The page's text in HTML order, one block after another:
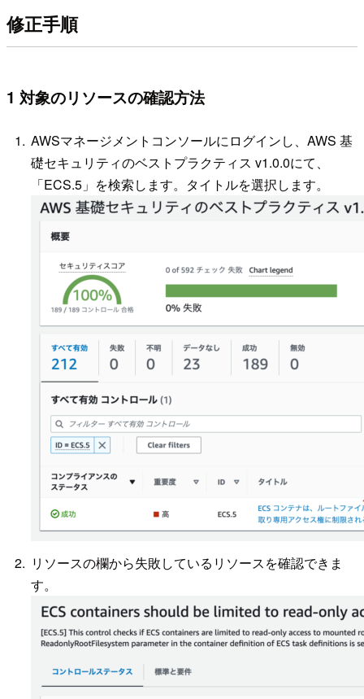
修正手順
1 対象のリソースの確認方法
AWSマネージメントコンソールにログインし、AWS 基
礎セキュリティのベストプラクティス v1.0.0にて、
「ECS.5」を検索します。タイトルを選択します。
リソースの欄から失敗しているリソースを確認できま
す。